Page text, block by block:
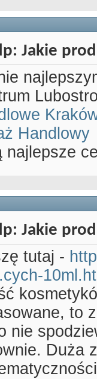
Jakie
Handlowy
najlepsze
Jakie
tutaj -
to
nie
Duża